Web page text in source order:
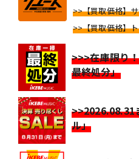
>>【買取価格】
>>【買取価格】
>>>在庫限り
最終処分」
>>2026.08.31
ル」